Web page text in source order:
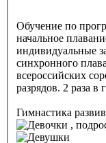
Обучение по
начальное
индивидуальные
синхронного
всероссийских
разрядов. 2 раза
Гимнастика
,